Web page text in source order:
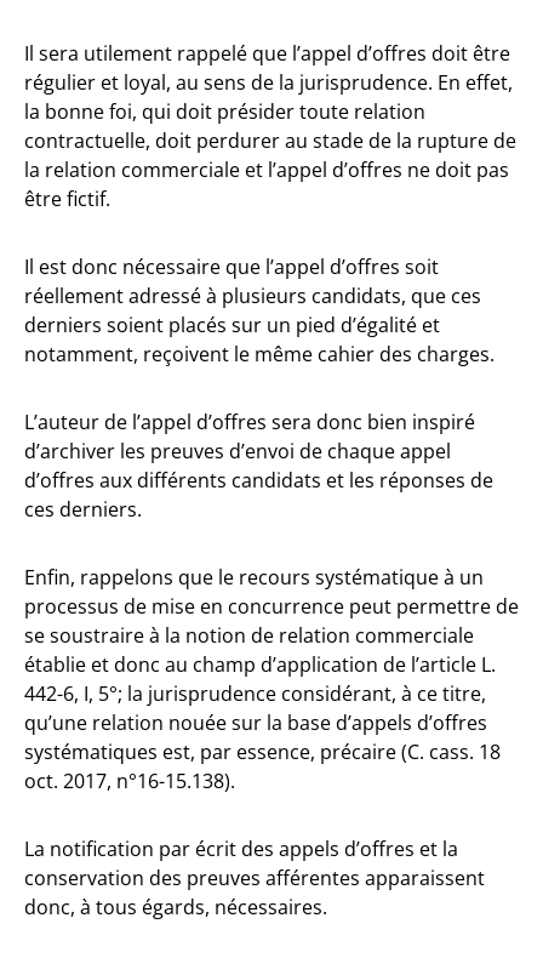
Il sera utilement rappelé que l’appel d’offres doit être
régulier et loyal, au sens de la jurisprudence. En effet,
la bonne foi, qui doit présider toute relation
contractuelle, doit perdurer au stade de la rupture de
la relation commerciale et l’appel d’offres ne doit pas
être fictif.
Il est donc nécessaire que l’appel d’offres soit
réellement adressé à plusieurs candidats, que ces
derniers soient placés sur un pied d’égalité et
notamment, reçoivent le même cahier des charges.
L’auteur de l’appel d’offres sera donc bien inspiré
d’archiver les preuves d’envoi de chaque appel
d’offres aux différents candidats et les réponses de
ces derniers.
Enfin, rappelons que le recours systématique à un
processus de mise en concurrence peut permettre de
se soustraire à la notion de relation commerciale
établie et donc au champ d’application de l’article L.
442-6, I, 5°; la jurisprudence considérant, à ce titre,
qu’une relation nouée sur la base d’appels d’offres
systématiques est, par essence, précaire (C. cass. 18
oct. 2017, n°16-15.138).
La notification par écrit des appels d’offres et la
conservation des preuves afférentes apparaissent
donc, à tous égards, nécessaires.